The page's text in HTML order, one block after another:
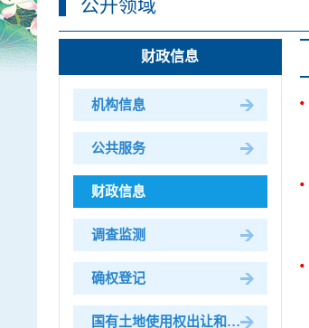
公开领域
财政信息
机构信息
公共服务
财政信息
调查监测
确权登记
国有土地使用权出让和划拨